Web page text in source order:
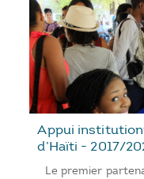
Appui
d’Haïti - 2017/
Le premier